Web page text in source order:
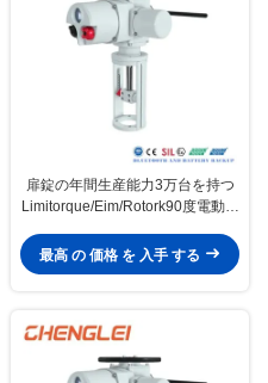
扉錠の年間生産能力3万台を持つ
Limitorque/Eim/Rotork90度電動線
最高 の 価格 を 入手 する